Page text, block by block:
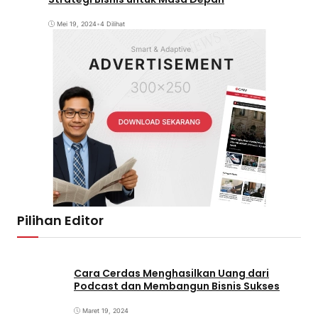
Mei 19, 2024•4 Dilihat
Pilihan Editor
Cara Cerdas Menghasilkan Uang dari
Podcast dan Membangun Bisnis Sukses
Maret 19, 2024